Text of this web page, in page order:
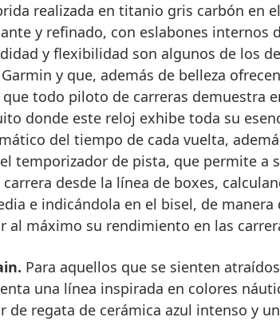
realizada en titanio gris carbón en
y refinado, con eslabones internos
y flexibilidad son algunos de los
y que, además de belleza
todo piloto de carreras demuestra
donde este reloj exhibe toda su
del tiempo de cada vuelta,
temporizador de pista, que permite a
desde la línea de boxes,
e indicándola en el bisel, de manera
al máximo su rendimiento en las
Para aquellos que se sienten
una línea inspirada en colores
de regata de cerámica azul intenso y